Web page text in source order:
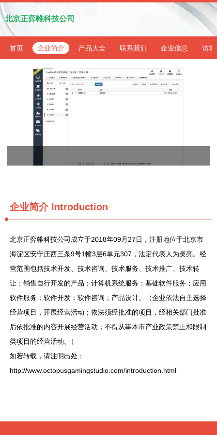
北京正弈帷科技公司
首页 企业简介 产品大全 联系我们 企业信息 访客
企业简介 Introduction
北京正弈帷科技公司成立于2018年09月27日，注册地位于北京市
海淀区安宁庄西三条9号1幢3层6单元307，法定代表人为吴亮。经
营范围包括技术开发、技术咨询、技术服务、技术推广、技术转
让；销售自行开发的产品；计算机系统服务；基础软件服务；应用
软件服务；软件开发；软件咨询；产品设计。（企业依法自主选择
经营项目，开展经营活动；依法须经批准的项目，经相关部门批准
后依批准的内容开展经营活动；不得从事本市产业政策禁止和限制
类项目的经营活动。）
如若转载，请注明出处：
http://www.octopusgamingstudio.com/introduction.html